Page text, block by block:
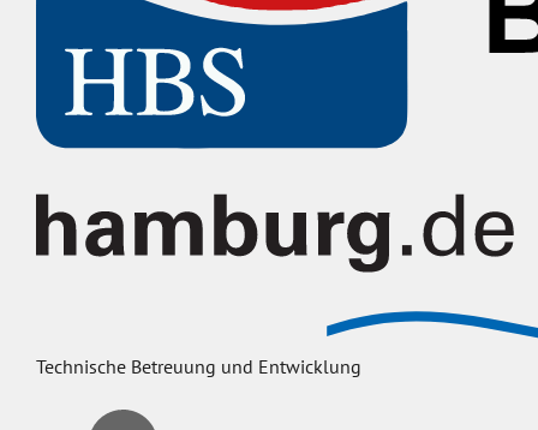
Technische Betreuung und Entwicklung